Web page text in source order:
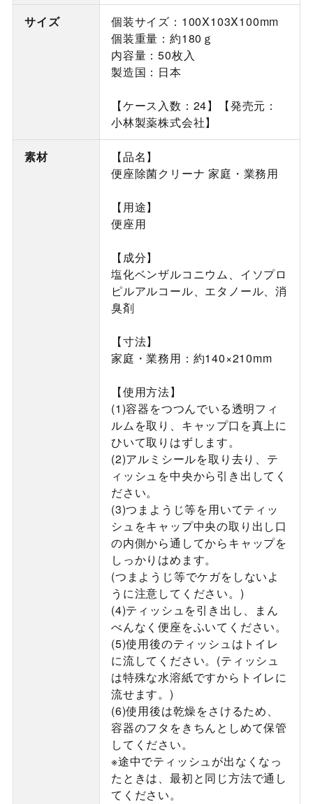
サイズ
個装サイズ：100X103X100mm
個装重量：約180ｇ
内容量：50枚入
製造国：日本
【ケース入数：24】【発売元：
小林製薬株式会社】
素材
【品名】
便座除菌クリーナ 家庭・業務用
【用途】
便座用
【成分】
塩化ベンザルコニウム、イソプロ
ピルアルコール、エタノール、消
臭剤
【寸法】
家庭・業務用：約140×210mm
【使用方法】
(1)容器をつつんでいる透明フィ
ルムを取り、キャップ口を真上に
ひいて取りはずします。
(2)アルミシールを取り去り、テ
ィッシュを中央から引き出してく
ださい。
(3)つまようじ等を用いてティッ
シュをキャップ中央の取り出し口
の内側から通してからキャップを
しっかりはめます。
(つまようじ等でケガをしないよ
うに注意してください。)
(4)ティッシュを引き出し、まん
べんなく便座をふいてください。
(5)使用後のティッシュはトイレ
に流してください。(ティッシュ
は特殊な水溶紙ですからトイレに
流せます。)
(6)使用後は乾燥をさけるため、
容器のフタをきちんとしめて保管
してください。
※途中でティッシュが出なくなっ
たときは、最初と同じ方法で通し
てください。